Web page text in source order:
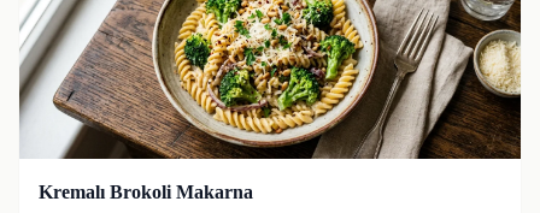
Kremalı Brokoli Makarna